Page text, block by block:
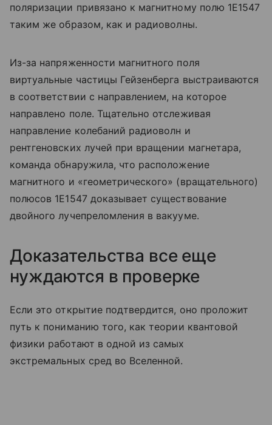
поляризации привязано к магнитному полю 1E1547
таким же образом, как и радиоволны.
Из-за напряженности магнитного поля
виртуальные частицы Гейзенберга выстраиваются
в соответствии с направлением, на которое
направлено поле. Тщательно отслеживая
направление колебаний радиоволн и
рентгеновских лучей при вращении магнетара,
команда обнаружила, что расположение
магнитного и «геометрического» (вращательного)
полюсов 1E1547 доказывает существование
двойного лучепреломления в вакууме.
Доказательства все еще
нуждаются в проверке
Если это открытие подтвердится, оно проложит
путь к пониманию того, как теории квантовой
физики работают в одной из самых
экстремальных сред во Вселенной.